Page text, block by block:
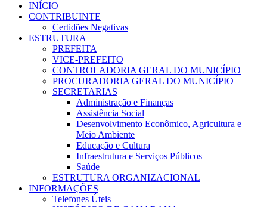
INÍCIO
CONTRIBUINTE
Certidões Negativas
ESTRUTURA
PREFEITA
VICE-PREFEITO
CONTROLADORIA GERAL DO MUNICÍPIO
PROCURADORIA GERAL DO MUNICÍPIO
SECRETARIAS
Administração e Finanças
Assistência Social
Desenvolvimento Econômico, Agricultura e
Meio Ambiente
Educação e Cultura
Infraestrutura e Serviços Públicos
Saúde
ESTRUTURA ORGANIZACIONAL
INFORMAÇÕES
Telefones Úteis